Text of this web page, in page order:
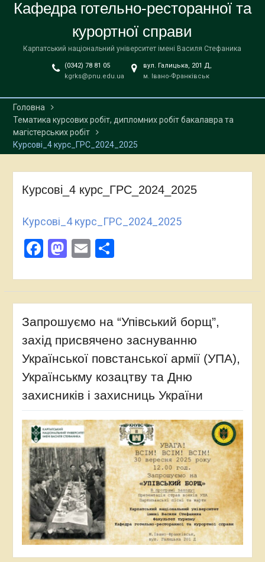
Кафедра готельно-ресторанної та
курортної справи
Карпатський національний університет імені Василя Стефаника
(0342) 78 81 05
kgrks@pnu.edu.ua
вул. Галицька, 201 Д,
м. Івано-Франківськ
Головна
Тематика курсових робіт, дипломних робіт бакалавра та
магістерських робіт
Курсові_4 курс_ГРС_2024_2025
Курсові_4 курс_ГРС_2024_2025
Курсові_4 курс_ГРС_2024_2025
Facebook
Mastodon
EmailПоділитися
Запрошуємо на “Упівський борщ”,
захід присвячено заснуванню
Української повстанської армії (УПА),
Українськму козацтву та Дню
захисників і захисниць України